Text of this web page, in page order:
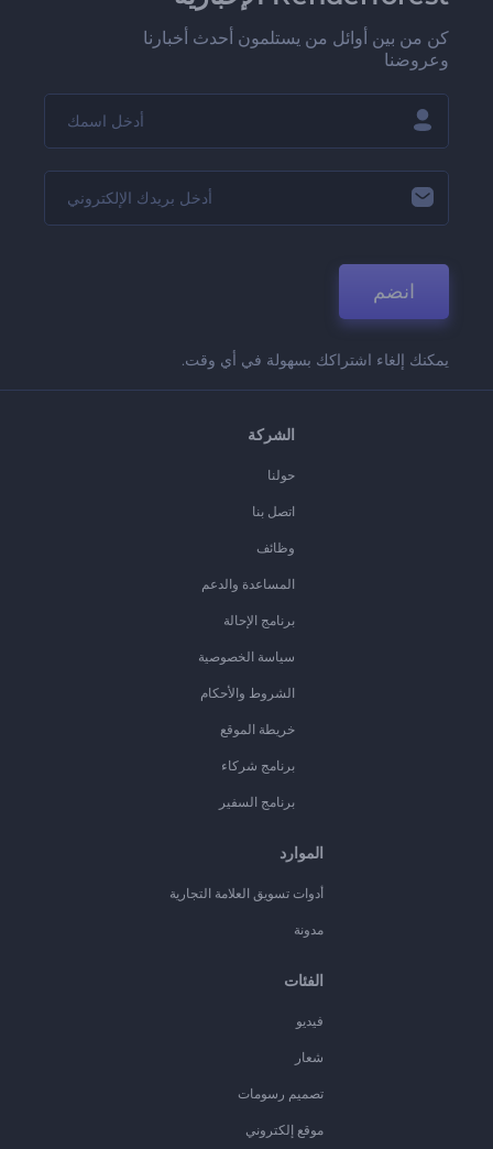
كن من بين أوائل من يستلمون أحدث أخبارنا
وعروضنا
انضم
يمكنك إلغاء اشتراكك بسهولة في أي وقت.
الشركة
حولنا
اتصل بنا
وظائف
المساعدة والدعم
برنامج الإحالة
سياسة الخصوصية
الشروط والأحكام
خريطة الموقع
برنامج شركاء
برنامج السفير
الموارد
أدوات تسويق العلامة التجارية
مدونة
الفئات
فيديو
شعار
تصميم رسومات
موقع إلكتروني